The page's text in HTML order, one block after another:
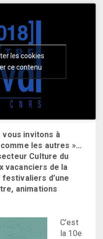
les cookies
ce contenu
vous invitons à
les autres »…
Culture du
vacanciers de la
d’une
animations
C’est
la 10e